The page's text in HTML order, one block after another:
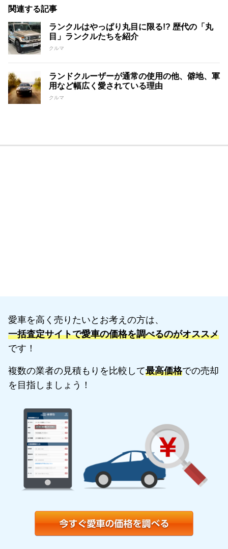
関連する記事
ランクルはやっぱり丸目に限る!? 歴代の「丸
目」ランクルたちを紹介
クルマ
ランドクルーザーが通常の使用の他、僻地、軍
用など幅広く愛されている理由
クルマ
愛車を高く売りたいとお考えの方は、
一括査定サイトで愛車の価格を調べるのがオススメ
です！
複数の業者の見積もりを比較して最高価格での売却
を目指しましょう！